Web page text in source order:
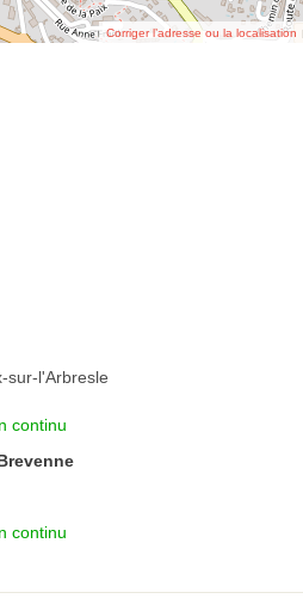
Corriger l’adresse ou la localisation
sur-l'Arbresle
continu
continu